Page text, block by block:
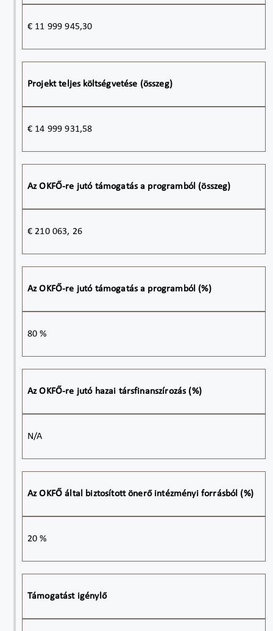
€ 11 999 945,30
Projekt teljes költségvetése (összeg)
€ 14 999 931,58
Az OKFŐ-re jutó támogatás a programból (összeg)
€ 210 063, 26
Az OKFŐ-re jutó támogatás a programból (%)
80 %
Az OKFŐ-re jutó hazai társfinanszírozás (%)
N/A
Az OKFŐ által biztosított önerő intézményi forrásból (%)
20 %
Támogatást igénylő